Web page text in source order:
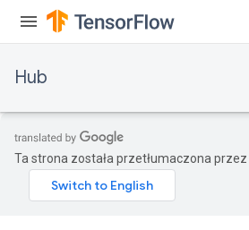
Hub
Ta strona została przetłumaczona przez